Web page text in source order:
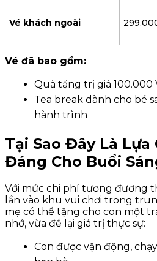
Vé khách ngoài
Vé đã bao gồm:
Quà tặng trị giá 100.000
Tea break dành cho bé
hành trình
Tại Sao Đây Là Lựa
Đáng Cho Buổi
Với mức chi phí tương đương
lần vào khu vui chơi trong
mẹ có thể tặng cho con một
nhớ, vừa để lại giá trị thực sự:
Con được vận động,